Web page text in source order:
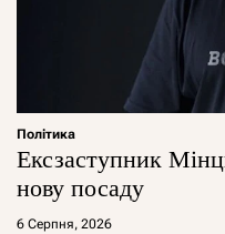
Політика
Ексзаступник
нову посаду
6 Серпня, 2026